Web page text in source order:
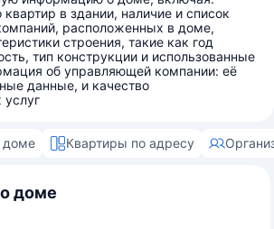
в здании, наличие и список
расположенных в доме,
строения, такие как год
тип конструкции и использованные
об управляющей компании: её
данные, и качество
доме Квартиры по адресу
доме